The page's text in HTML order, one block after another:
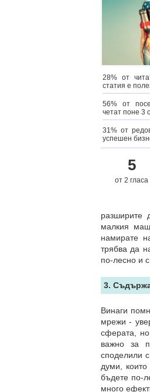
28% от
статия е
56% от
четат поне 3
31% от
успешен
5
от 2 гласа
разширите
малкия
намирате
трябва да
по-лесно и
3.
Винаги
мрежи -
сферата,
важно за
споделили
думи,
бъдете по-
много